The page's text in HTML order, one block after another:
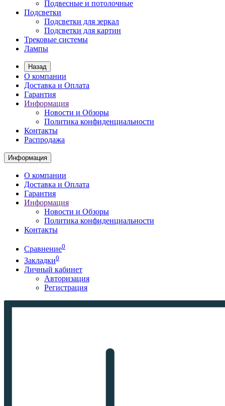
Подвесные и потолочные
Подсветки
Подсветки для зеркал
Подсветки для картин
Трековые системы
Лампы
Назад
О компании
Доставка и Оплата
Гарантия
Информация
Новости и Обзоры
Политика конфиденциальности
Контакты
Распродажа
Информация
О компании
Доставка и Оплата
Гарантия
Информация
Новости и Обзоры
Политика конфиденциальности
Контакты
Сравнение0
Закладки0
Личный кабинет
Авторизация
Регистрация